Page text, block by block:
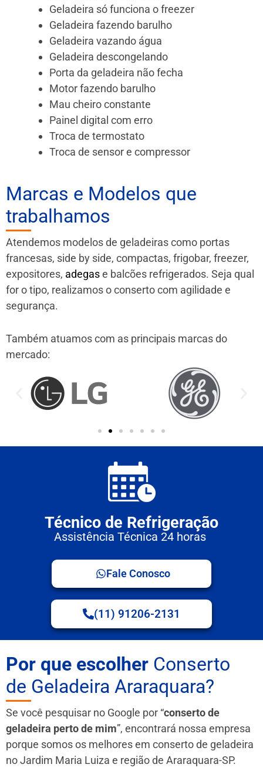
Geladeira só funciona o freezer
Geladeira fazendo barulho
Geladeira vazando água
Geladeira descongelando
Porta da geladeira não fecha
Motor fazendo barulho
Mau cheiro constante
Painel digital com erro
Troca de termostato
Troca de sensor e compressor
Marcas e Modelos que
trabalhamos
Atendemos modelos de geladeiras como portas
francesas, side by side, compactas, frigobar, freezer,
expositores, adegase balcões refrigerados. Seja qual
for o tipo, realizamos o conserto com agilidade e
segurança.
Também atuamos com as principais marcas do
mercado:
Técnico de Refrigeração
Assistência Técnica 24 horas
Fale Conosco
(11) 91206-2131
Por que escolher Conserto
de Geladeira Araraquara?
Se você pesquisar no Google por “conserto de
geladeira perto de mim”, encontrará nossa empresa
porque somos os melhores em conserto de geladeira
no Jardim Maria Luiza e região de Araraquara-SP.